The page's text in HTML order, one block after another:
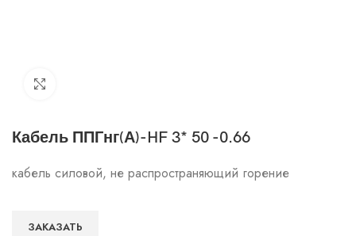
Кабель ППГнг(А)-HF 3* 50 -0.66
кабель силовой, не распространяющий горение
ЗАКАЗАТЬ